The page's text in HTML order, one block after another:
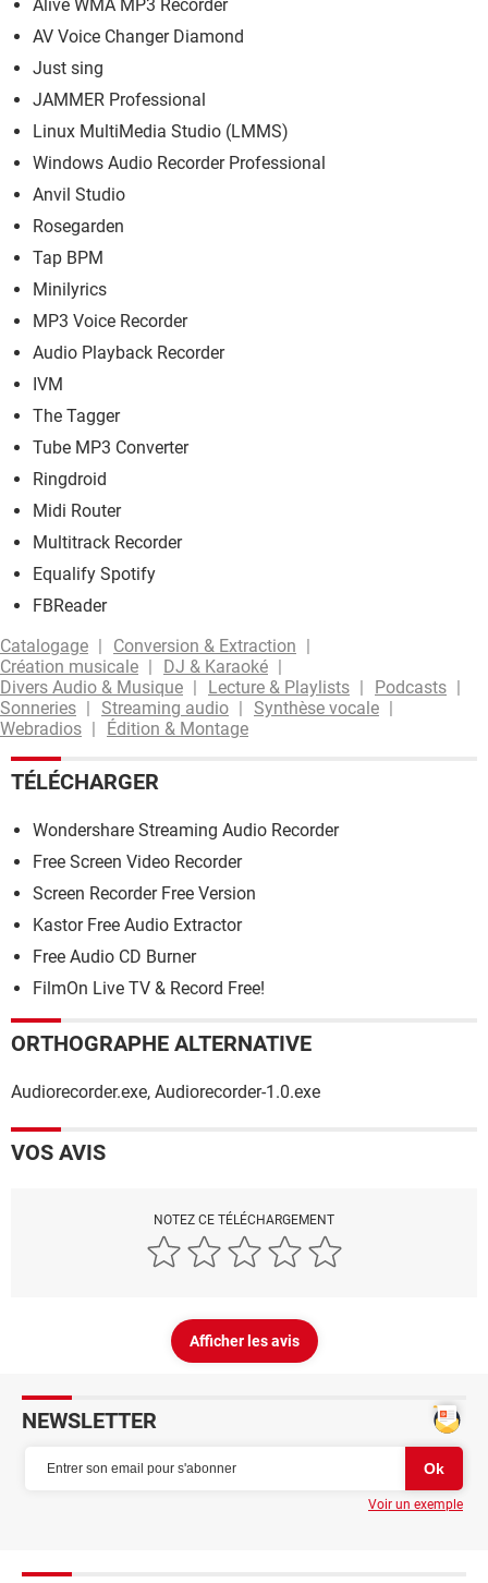
Alive WMA MP3 Recorder
AV Voice Changer Diamond
Just sing
JAMMER Professional
Linux MultiMedia Studio (LMMS)
Windows Audio Recorder Professional
Anvil Studio
Rosegarden
Tap BPM
Minilyrics
MP3 Voice Recorder
Audio Playback Recorder
IVM
The Tagger
Tube MP3 Converter
Ringdroid
Midi Router
Multitrack Recorder
Equalify Spotify
FBReader
Catalogage
Conversion & Extraction
Création musicale
DJ & Karaoké
Divers Audio & Musique
Lecture & Playlists
Podcasts
Sonneries
Streaming audio
Synthèse vocale
Webradios
Édition & Montage
TÉLÉCHARGER
Wondershare Streaming Audio Recorder
Free Screen Video Recorder
Screen Recorder Free Version
Kastor Free Audio Extractor
Free Audio CD Burner
FilmOn Live TV & Record Free!
ORTHOGRAPHE ALTERNATIVE
Audiorecorder.exe, Audiorecorder-1.0.exe
VOS AVIS
NOTEZ CE TÉLÉCHARGEMENT
Afficher les avis
NEWSLETTER
Voir un exemple